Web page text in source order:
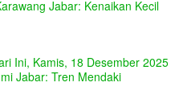
Jabar: Kenaikan Kecil
Ini, Kamis, 18 Desember 2025
Jabar: Tren Mendaki